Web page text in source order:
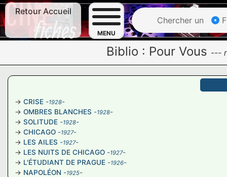
Retour Accueil
MENU
Chercher un
Biblio : Pour Vous ---
CRISE -1928-
OMBRES BLANCHES -1928-
SOLITUDE -1928-
CHICAGO -1927-
LES AILES -1927-
LES NUITS DE CHICAGO -1927-
L'ÉTUDIANT DE PRAGUE -1926-
NAPOLÉON -1925-